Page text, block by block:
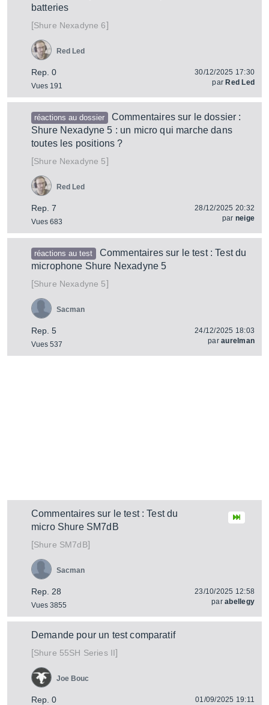
batteries
[Shure Nexadyne 6]
Rep. 0
Vues 191
Red Led
30/12/2025 17:30
par Red Led
réactions au dossier
Commentaires sur le dossier :
Shure Nexadyne 5 : un micro qui marche dans
toutes les positions ?
[Shure Nexadyne 5]
Rep. 7
Vues 683
Red Led
28/12/2025 20:32
par neige
réactions au test
Commentaires sur le test : Test du
microphone Shure Nexadyne 5
[Shure Nexadyne 5]
Rep. 5
Vues 537
Sacman
24/12/2025 18:03
paraurelman
Commentaires sur le test : Test du
micro Shure SM7dB
[Shure SM7dB]
Rep. 28
Vues 3855
Sacman
23/10/2025 12:58
parabellegy
Demande pour un test comparatif
[Shure 55SH Series II]
Rep. 0
Joe Bouc
01/09/2025 19:11